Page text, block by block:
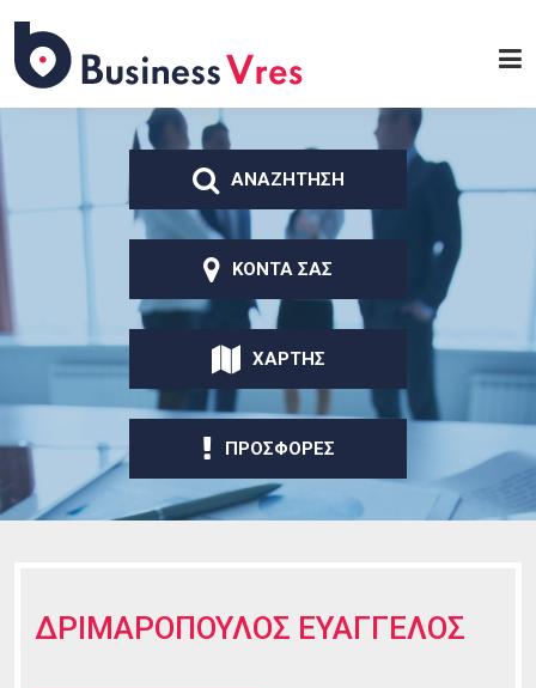
κυρίως περιεχόμενο
Business
ΑΝΑΖΗΤΗΣΗ
ΚΟΝΤΑ ΣΑΣ
ΧΑΡΤΗΣ
ΠΡΟΣΦΟΡΕΣ
ΔΡΙΜΑΡΟΠΟΥΛΟΣ ΕΥΑΓΓΕΛΟΣ